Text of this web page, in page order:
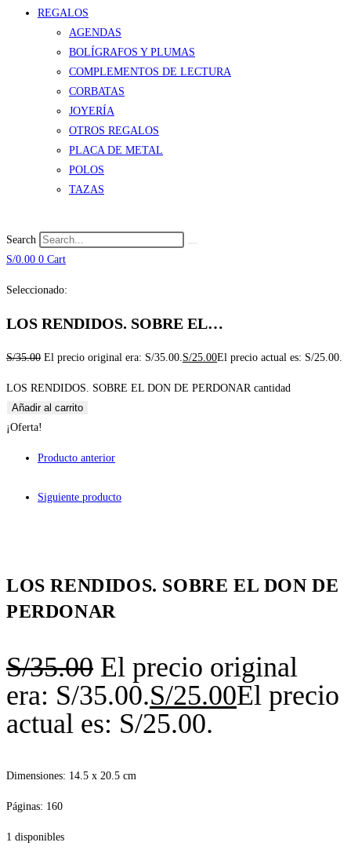
REGALOS
AGENDAS
BOLÍGRAFOS Y PLUMAS
COMPLEMENTOS DE LECTURA
CORBATAS
JOYERÍA
OTROS REGALOS
PLACA DE METAL
POLOS
TAZAS
Search
S/0.00 0 Cart
Seleccionado:
LOS RENDIDOS. SOBRE EL…
S/35.00 El precio original era: S/35.00. S/25.00El precio actual es: S/25.00.
LOS RENDIDOS. SOBRE EL DON DE PERDONAR cantidad
Añadir al carrito
¡Oferta!
Producto anterior
Siguiente producto
LOS RENDIDOS. SOBRE EL DON DE
PERDONAR
S/35.00 El precio original
era: S/35.00.S/25.00El precio
actual es: S/25.00.
Dimensiones: 14.5 x 20.5 cm
Páginas: 160
1 disponibles